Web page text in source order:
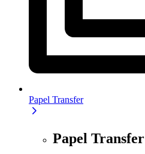
Papel Transfer
Papel Transfer